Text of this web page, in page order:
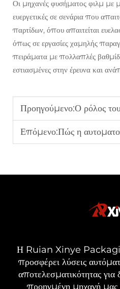
Οι μηχανές φυσήματος φιλμ με
ευεργετικές σε σενάρια που
παρτίδων, όπου απαιτείται
όπως σε εργασίες χαμηλής
πειράματα με πολλαπλές
εστιασμένες στην έρευνα και
Προηγούμενο:Ο ρόλος του ελέγχου του
Επόμενο:Πώς η αυτοματοποίηση μεταμορφώνει την
Η Ruian Xinye
προσφέρει λύσεις
αποτελεσματικότητας για
προηγμένη μηχανή μας